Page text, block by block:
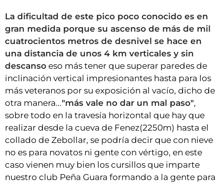
La dificultad de este pico poco conocido es en
gran medida porque su ascenso de más de mil
cuatrocientos metros de desnivel se hace en
una distancia de unos 4 km verticales y sin
descanso eso más tener que superar paredes de
inclinación vertical impresionantes hasta para los
más veteranos por su exposición al vacío, dicho de
otra manera..."más vale no dar un mal paso",
sobre todo en la travesía horizontal que hay que
realizar desde la cueva de Fenez(2250m) hasta el
collado de Zebollar, se podría decir que con nieve
no es para novatos ni gente con vértigo, en este
caso vienen muy bien los cursillos que imparte
nuestro club Peña Guara formando a la gente para